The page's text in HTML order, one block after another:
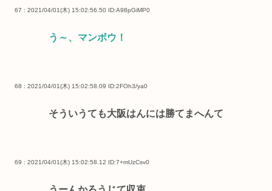
67 : 2021/04/01(木) 15:02:56.50 ID:A98pGiMP0
う～、マンボウ！
68 : 2021/04/01(木) 15:02:58.09 ID:2FOh3/ya0
そういうても大阪はんには勝てまへんて
69 : 2021/04/01(木) 15:02:58.12 ID:7+mUzCsv0